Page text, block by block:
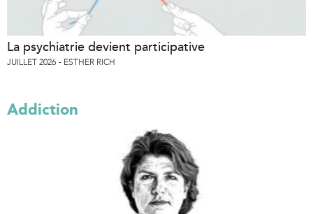
La psychiatrie devient participative
JUILLET 2026 ESTHER RICH
Addiction